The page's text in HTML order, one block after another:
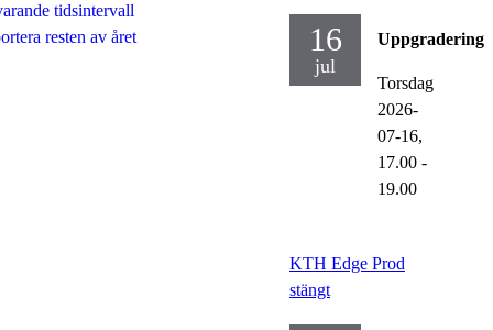
16
jul
Torsdag
2026-
07-16,
17.00 -
19.00
KTH Edge Prod
stängt
tidsintervall
resten av året